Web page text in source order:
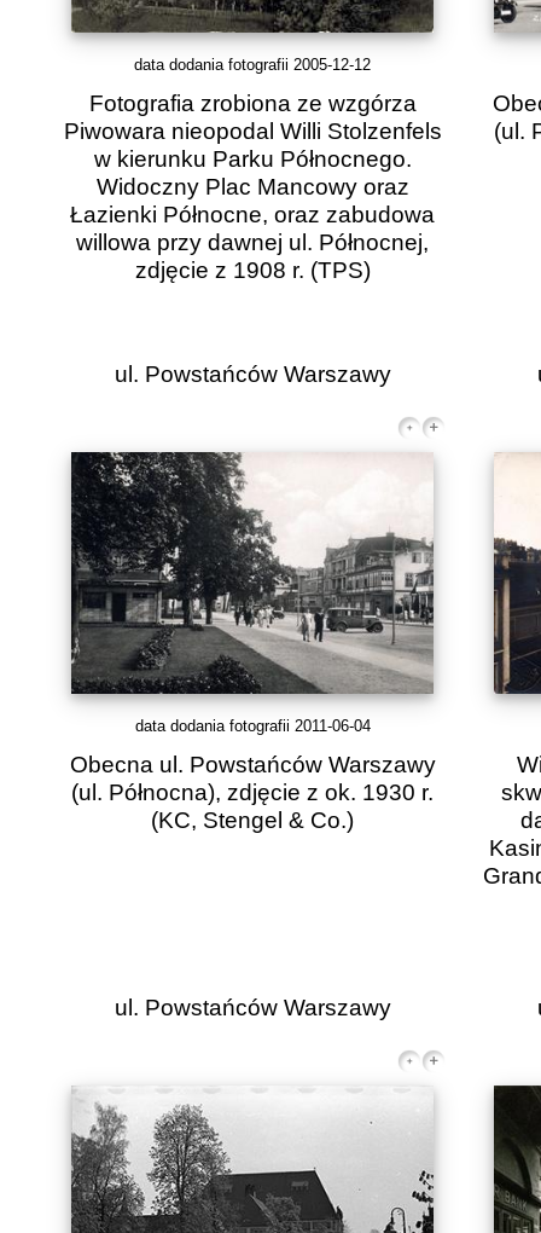
data dodania fotografii 2005-12-12
Fotografia zrobiona ze wzgórza
Piwowara nieopodal Willi Stolzenfels
w kierunku Parku Północnego.
Widoczny Plac Mancowy oraz
Łazienki Północne, oraz zabudowa
willowa przy dawnej ul. Północnej,
zdjęcie z 1908 r. (TPS)
(ul.
ul. Powstańców Warszawy
data dodania fotografii 2011-06-04
Obecna ul. Powstańców Warszawy
(ul. Północna), zdjęcie z ok. 1930 r.
(KC, Stengel & Co.)
ul. Powstańców Warszawy